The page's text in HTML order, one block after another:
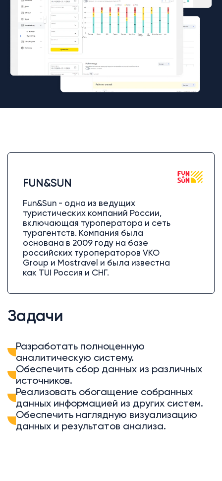
FUN&SUN
Fun&Sun - одна из ведущих
туристических компаний России,
включающая туроператора и сеть
турагентств. Компания была
основана в 2009 году на базе
российских туроператоров VKO
Group и Mostravel и была известна
как TUI Россия и СНГ.
Задачи
Разработать полноценную
аналитическую систему.
Обеспечить сбор данных из различных
источников.
Реализовать обогащение собранных
данных информацией из других систем.
Обеспечить наглядную визуализацию
данных и результатов анализа.